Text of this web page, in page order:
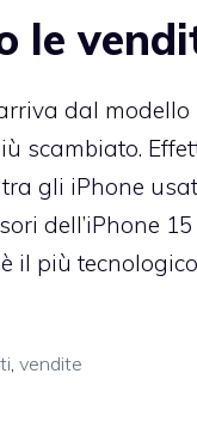
le
dal
scambiato.
gli iPhone
dell’iPhone
il più
, vendite